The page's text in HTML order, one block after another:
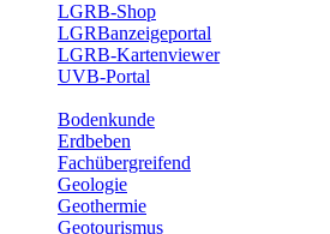
LGRB-Shop
LGRBanzeigeportal
LGRB-Kartenviewer
UVB-Portal
Bodenkunde
Erdbeben
Fachübergreifend
Geologie
Geothermie
Geotourismus